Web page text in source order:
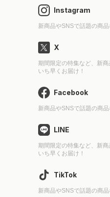
Instagram
新商品やSNSで話題の商
X
期間限定の特集など、新
いち早くお届け！
Facebook
新商品やSNSで話題の商
LINE
期間限定の特集など、新
いち早くお届け！
TikTok
新商品やSNSで話題の商